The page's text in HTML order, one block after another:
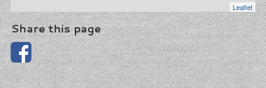
Leaflet
Share this page